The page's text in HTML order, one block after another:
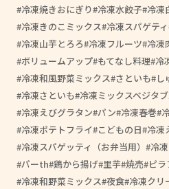
冷凍焼きおにぎり 冷凍水餃子 冷凍
冷凍きのこミックス 冷凍スパゲティ
冷凍山芋とろろ 冷凍フルーツ 冷凍
ボリュームアップ もてなし料理 冷
冷凍和風野菜ミックス さといも し
冷凍さといも 冷凍ミックスベジタ
冷凍えびグラタン パン 冷凍春巻
冷凍ポテトフライ こどもの日 冷凍
冷凍スパゲッティ（お弁当用）
冷
パーth 鶏から揚げ 里芋 焼売 ピラ
冷凍和野菜ミックス 夜食 冷凍クリ